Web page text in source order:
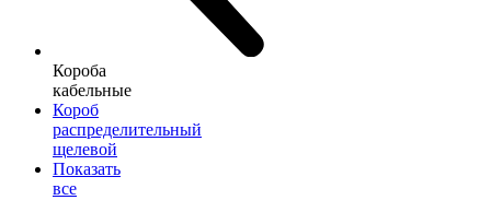
Короба
кабельные
Короб
распределительный
щелевой
Показать
все